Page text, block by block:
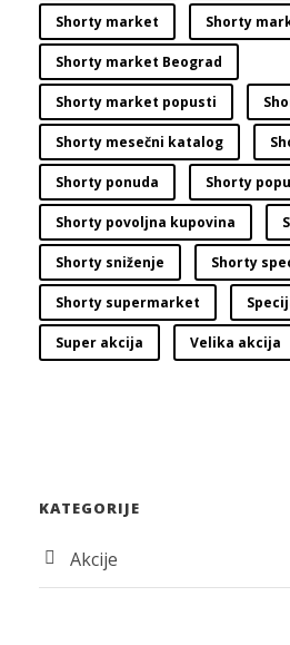
Shorty market Shorty
Shorty market Beograd
Shorty market popusti
Shorty mesečni katalog
Shorty ponuda Shorty
Shorty povoljna kupovina
Shorty sniženje Shorty
Shorty supermarket
Super akcija Velika akcija
KATEGORIJE
Akcije